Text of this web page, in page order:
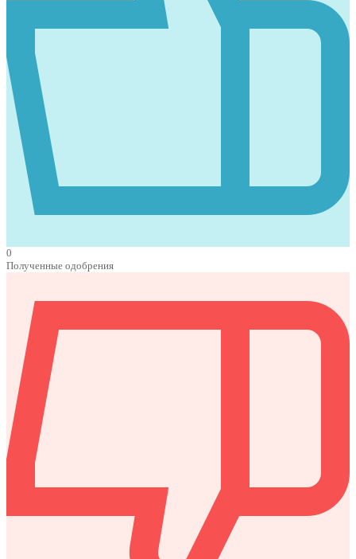
0
Полученные одобрения